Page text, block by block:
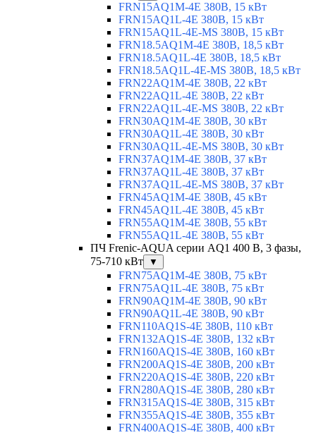
FRN15AQ1M-4E 380В, 15 кВт
FRN15AQ1L-4E 380В, 15 кВт
FRN15AQ1L-4E-MS 380В, 15 кВт
FRN18.5AQ1M-4E 380В, 18,5 кВт
FRN18.5AQ1L-4E 380В, 18,5 кВт
FRN18.5AQ1L-4E-MS 380В, 18,5 кВт
FRN22AQ1M-4E 380В, 22 кВт
FRN22AQ1L-4E 380В, 22 кВт
FRN22AQ1L-4E-MS 380В, 22 кВт
FRN30AQ1M-4E 380В, 30 кВт
FRN30AQ1L-4E 380В, 30 кВт
FRN30AQ1L-4E-MS 380В, 30 кВт
FRN37AQ1M-4E 380В, 37 кВт
FRN37AQ1L-4E 380В, 37 кВт
FRN37AQ1L-4E-MS 380В, 37 кВт
FRN45AQ1M-4E 380В, 45 кВт
FRN45AQ1L-4E 380В, 45 кВт
FRN55AQ1M-4E 380В, 55 кВт
FRN55AQ1L-4E 380В, 55 кВт
ПЧ Frenic-AQUA серии AQ1 400 В, 3 фазы,
75-710 кВт
▼
FRN75AQ1M-4E 380В, 75 кВт
FRN75AQ1L-4E 380В, 75 кВт
FRN90AQ1M-4E 380В, 90 кВт
FRN90AQ1L-4E 380В, 90 кВт
FRN110AQ1S-4E 380В, 110 кВт
FRN132AQ1S-4E 380В, 132 кВт
FRN160AQ1S-4E 380В, 160 кВт
FRN200AQ1S-4E 380В, 200 кВт
FRN220AQ1S-4E 380В, 220 кВт
FRN280AQ1S-4E 380В, 280 кВт
FRN315AQ1S-4E 380В, 315 кВт
FRN355AQ1S-4E 380В, 355 кВт
FRN400AQ1S-4E 380В, 400 кВт